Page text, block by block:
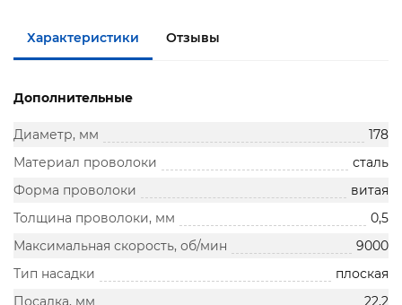
Характеристики Отзывы
Дополнительные
Диаметр, мм
178
Материал проволоки
сталь
Форма проволоки
витая
Толщина проволоки, мм
0,5
Максимальная скорость, об/мин
9000
Тип насадки
плоская
Посадка, мм
22,2